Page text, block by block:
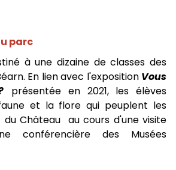
parc
à une dizaine de classes des
En lien avec l'exposition Vous
présentée en 2021, les élèves
et la flore qui peuplent les
Château au cours d'une visite
conférencière des Musées